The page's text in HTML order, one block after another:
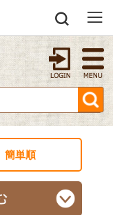
簡単順